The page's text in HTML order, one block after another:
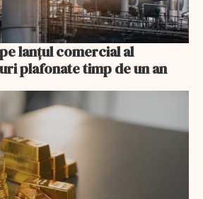
lanțul comercial al
plafonate timp de un an